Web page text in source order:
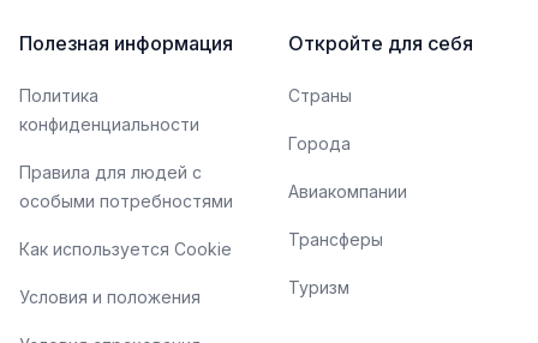
Полезная информация
Политика
конфиденциальности
Правила для людей с
особыми потребностями
Как используется Cookie
Условия и положения
Откройте для себя
Страны
Города
Авиакомпании
Трансферы
Туризм